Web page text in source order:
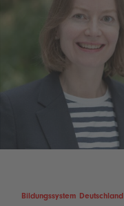
Bildungssystem Deutschland